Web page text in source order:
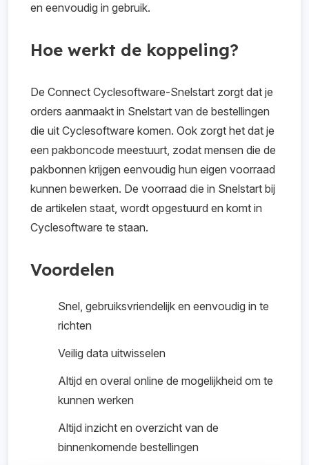
en eenvoudig in gebruik.
Hoe werkt de koppeling?
De Connect Cyclesoftware-Snelstart zorgt dat je
orders aanmaakt in Snelstart van de bestellingen
die uit Cyclesoftware komen. Ook zorgt het dat je
een pakboncode meestuurt, zodat mensen die de
pakbonnen krijgen eenvoudig hun eigen voorraad
kunnen bewerken. De voorraad die in Snelstart bij
de artikelen staat, wordt opgestuurd en komt in
Cyclesoftware te staan.
Voordelen
Snel, gebruiksvriendelijk en eenvoudig in te
richten
Veilig data uitwisselen
Altijd en overal online de mogelijkheid om te
kunnen werken
Altijd inzicht en overzicht van de
binnenkomende bestellingen